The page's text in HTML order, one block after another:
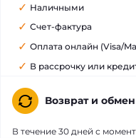
Наличными
Счет-фактура
Оплата онлайн (Visa/
В рассрочку или
Возврат и обмен
В течение 30 дней с